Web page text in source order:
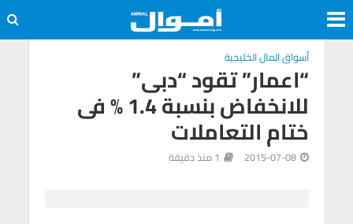
أسواق المال الخليجية
“اعمار” تقود “دبى”
للانخفاض بنسبة 1.4 % فى
ختام التعاملات
2015-07-08 1 منذ دقيقة